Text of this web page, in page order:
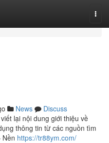
News
Discuss
lại nội dung giới thiệu về
thông tin từ các nguồn tìm
Nền https://tr88ym.com/